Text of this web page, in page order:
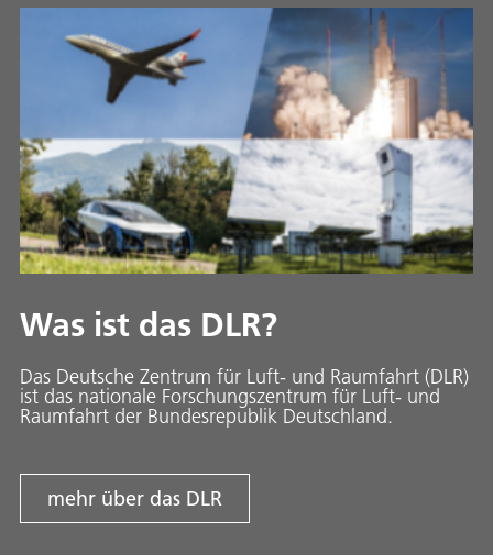
Was ist das DLR?
Das Deutsche Zentrum für Luft- und Raumfahrt (DLR)
ist das nationale Forschungszentrum für Luft- und
Raumfahrt der Bundesrepublik Deutschland.
mehr über das DLR